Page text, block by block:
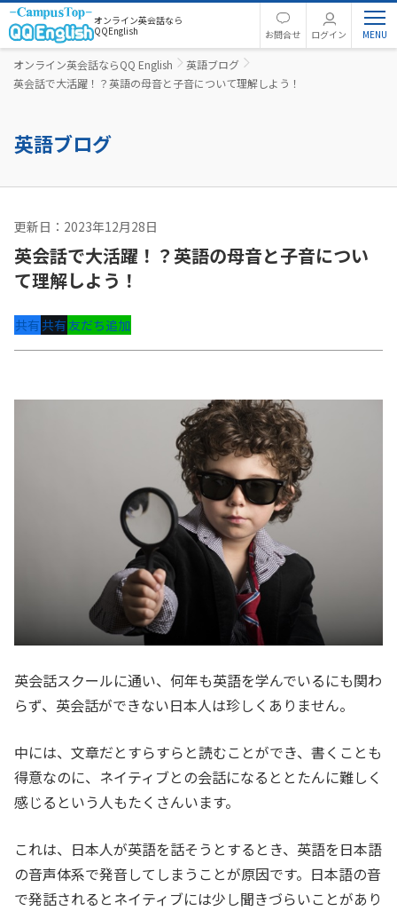
オンライン英会話なら
QQEnglish
お問合せ ログイン
オンライン英会話ならQQ English
英語ブログ
英会話で大活躍！？英語の母音と子音について理解しよう！
英語ブログ
更新日：2023年12月28日
英会話で大活躍！？英語の母音と子音につい
て理解しよう！
共有共有友だち追加
英会話スクールに通い、何年も英語を学んでいるにも関わ
らず、英会話ができない日本人は珍しくありません。
中には、文章だとすらすらと読むことができ、書くことも
得意なのに、ネイティブとの会話になるととたんに難しく
感じるという人もたくさんいます。
これは、日本人が英語を話そうとするとき、英語を日本語
の音声体系で発音してしまうことが原因です。日本語の音
で発話されるとネイティブには少し聞きづらいことがあり